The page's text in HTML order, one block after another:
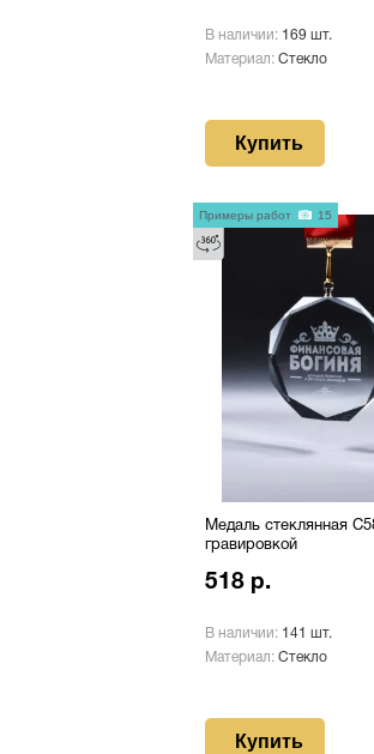
В наличии: 169 шт.
Материал: Стекло
Купить
Медаль стеклянная
гравировкой
518 р.
В наличии: 141 шт.
Материал: Стекло
Купить
Примеры работ 15